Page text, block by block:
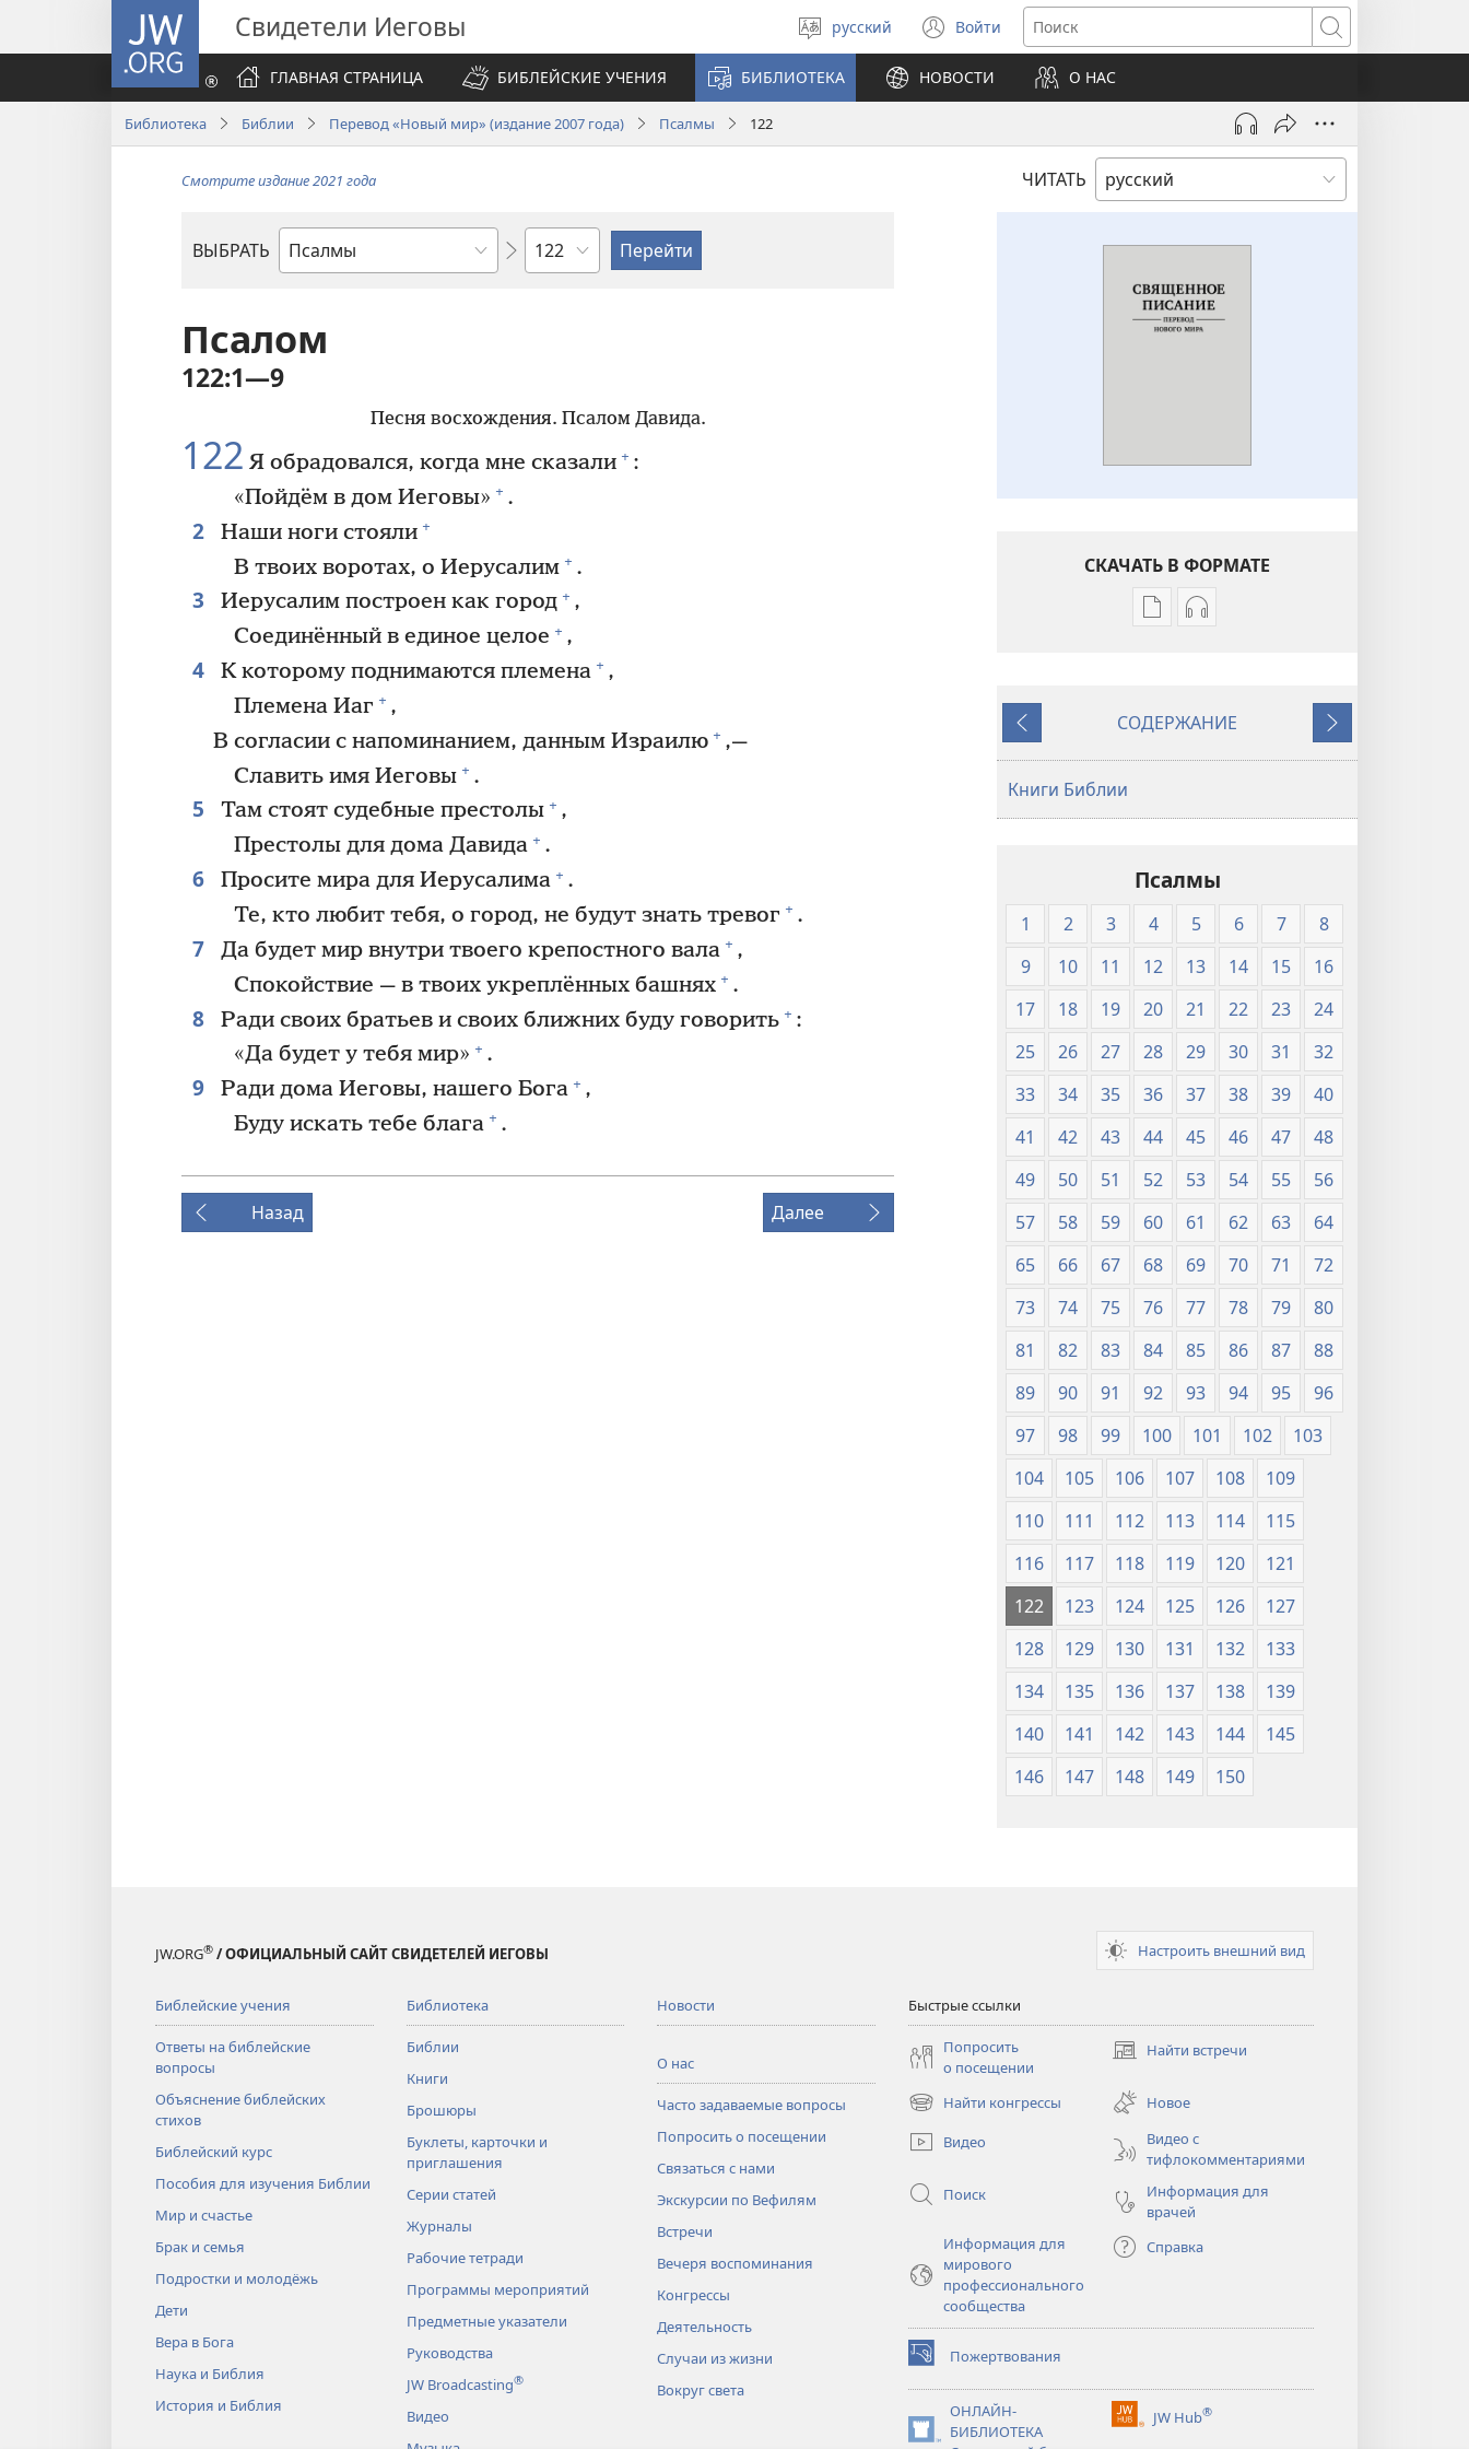
JW.ORG Свидетели Иеговы
Выберите
язык
русский Войти
(открывается
в
новом
окне)
Поиск
ГЛАВНАЯ СТРАНИЦА
БИБЛЕЙСКИЕ УЧЕНИЯ БИБЛИОТЕКА НОВОСТИ О НАС
Библиотека Библии Перевод «Новый мир» (издание 2007 года) Псалмы 122
ЧИТАТЬ
Смотрите издание 2021 года
ВЫБРАТЬ
по
по
главам
Псалом
122:1—9
Песня восхождения. Псалом Давида.
122 Я обрадовался, когда мне сказали + :
«Пойдём в дом Иеговы» + .
2 Наши ноги стояли +
В твоих воротах, о Иерусалим + .
3 Иерусалим построен как город + ,
Соединённый в единое целое + ,
4 К которому поднимаются племена + ,
Племена Иаг + ,
В согласии с напоминанием, данным Израилю + ,—
Славить имя Иеговы + .
5 Там стоят судебные престолы + ,
Престолы для дома Давида + .
6 Просите мира для Иерусалима + .
Те, кто любит тебя, о город, не будут знать тревог + .
7 Да будет мир внутри твоего крепостного вала + ,
Спокойствие — в твоих укреплённых башнях + .
8 Ради своих братьев и своих ближних буду говорить + :
«Да будет у тебя мир» + .
9 Ради дома Иеговы, нашего Бога + ,
Буду искать тебе блага + .
Назад Далее
СКАЧАТЬ В ФОРМАТЕ
Варианты
Писание.
года)
Варианты
Писание.
года)
Назад
СОДЕРЖАНИЕ
Далее
Книги Библии
Псалмы
1 2 3 4 5 6 7
8
9
10 11 12 13 14 15
16
17
18 19 20 21 22 23
24
25
26 27 28 29 30 31
32
33
34 35 36 37 38 39
40
41
42 43 44 45 46 47
48
49
50 51 52 53 54 55
56
57
58 59 60 61 62 63
64
65
66 67 68 69 70 71
72
73
74 75 76 77 78 79
80
81
82 83 84 85 86 87
88
89
90 91 92 93 94 95
96
97
98 99 100 101 102
103
104
105 106 107 108
109
110
111 112 113 114
115
116
117 118 119 120
121
122
123 124 125 126
127
128
129 130 131 132
133
134
135 136 137 138
139
140
141 142 143 144
145
146
147 148 149 150
JW.ORG® / ОФИЦИАЛЬНЫЙ САЙТ СВИДЕТЕЛЕЙ ИЕГОВЫ Настроить внешний вид
Библейские учения
Ответы на библейские
вопросы
Объяснение библейских
стихов
Библейский курс
Пособия для изучения Библии
Мир и счастье
Брак и семья
Подростки и молодёжь
Дети
Вера в Бога
Наука и Библия
История и Библия
Библиотека
Библии
Книги
Брошюры
Буклеты, карточки и
приглашения
Серии статей
Журналы
Рабочие тетради
Программы мероприятий
Предметные указатели
Руководства
JW Broadcasting®
Видео
Новости
О нас
Часто задаваемые вопросы
Попросить о посещении
Связаться с нами
Экскурсии по Вефилям
Встречи
Вечеря воспоминания
Конгрессы
Деятельность
Случаи из жизни
Вокруг света
Быстрые ссылки
Попросить
о посещении
Найти встречи
(открывается
новом
Найти конгрессы
(открывается
в
новом
Новое
Видео
Видео с
тифлокомментариями
Поиск
Информация для
врачей
Информация для
мирового
профессионального
сообщества
Справка
Пожертвования
(открывается
в
новом
окне)
ОНЛАЙН-
БИБЛИОТЕКА
(открывается
JW Hub®
(открывается